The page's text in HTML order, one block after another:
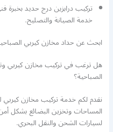
تركيب درابزين درج حديد بخبرة
خدمة الصيانة والتصليح.
ابحث عن حداد مخازن كيربي
هل ترغب في تركيب مخازن كيربي
الصباحية؟
نقدم لكم خدمة تركيب مخازن كيربي
المساحات وتخزين البضائع بشكل
لسيارات الشحن والنقل البحري.